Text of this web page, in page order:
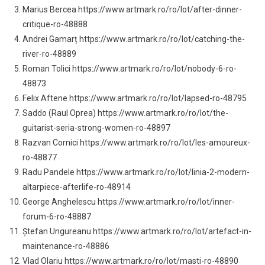
Marius Bercea https://www.artmark.ro/ro/lot/after-dinner-
critique-ro-48888
Andrei Gamarț https://www.artmark.ro/ro/lot/catching-the-
river-ro-48889
Roman Tolici https://www.artmark.ro/ro/lot/nobody-6-ro-
48873
Felix Aftene https://www.artmark.ro/ro/lot/lapsed-ro-48795
Saddo (Raul Oprea) https://www.artmark.ro/ro/lot/the-
guitarist-seria-strong-women-ro-48897
Razvan Cornici https://www.artmark.ro/ro/lot/les-amoureux-
ro-48877
Radu Pandele https://www.artmark.ro/ro/lot/linia-2-modern-
altarpiece-afterlife-ro-48914
George Anghelescu https://www.artmark.ro/ro/lot/inner-
forum-6-ro-48887
Ștefan Ungureanu https://www.artmark.ro/ro/lot/artefact-in-
maintenance-ro-48886
Vlad Olariu https://www.artmark.ro/ro/lot/masti-ro-48890